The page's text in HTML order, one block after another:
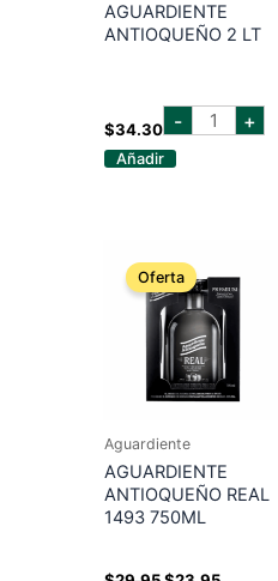
AGUARDIENTE
ANTIOQUEÑO 2 LT
$34.30 - aguardiente
antioqueño
+
Añadir
Oferta
Aguardiente
AGUARDIENTE
ANTIOQUEÑO REAL
1493 750ML
El
El